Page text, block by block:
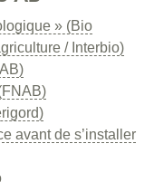
» (Bio
/ Interbio)
avant de s’installer